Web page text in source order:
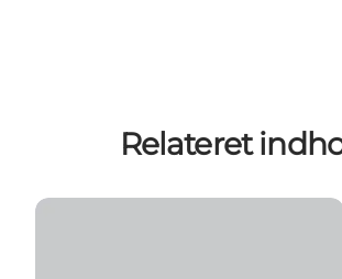
Relateret